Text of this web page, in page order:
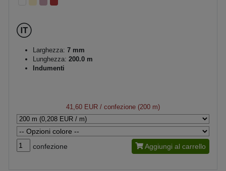
Larghezza: 7 mm
Lunghezza: 200.0 m
Indumenti
41,60 EUR / confezione (200 m)
confezione Aggiungi al carrello